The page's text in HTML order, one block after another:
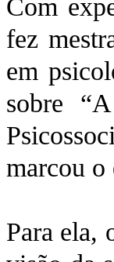
Com
fez
em
sobre
marcou o
Para ela,